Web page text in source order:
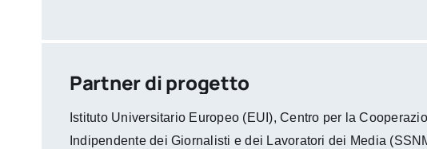
Partner di progetto
Istituto Universitario Europeo (EUI), Centro per la
Indipendente dei Giornalisti e dei Lavoratori dei Media